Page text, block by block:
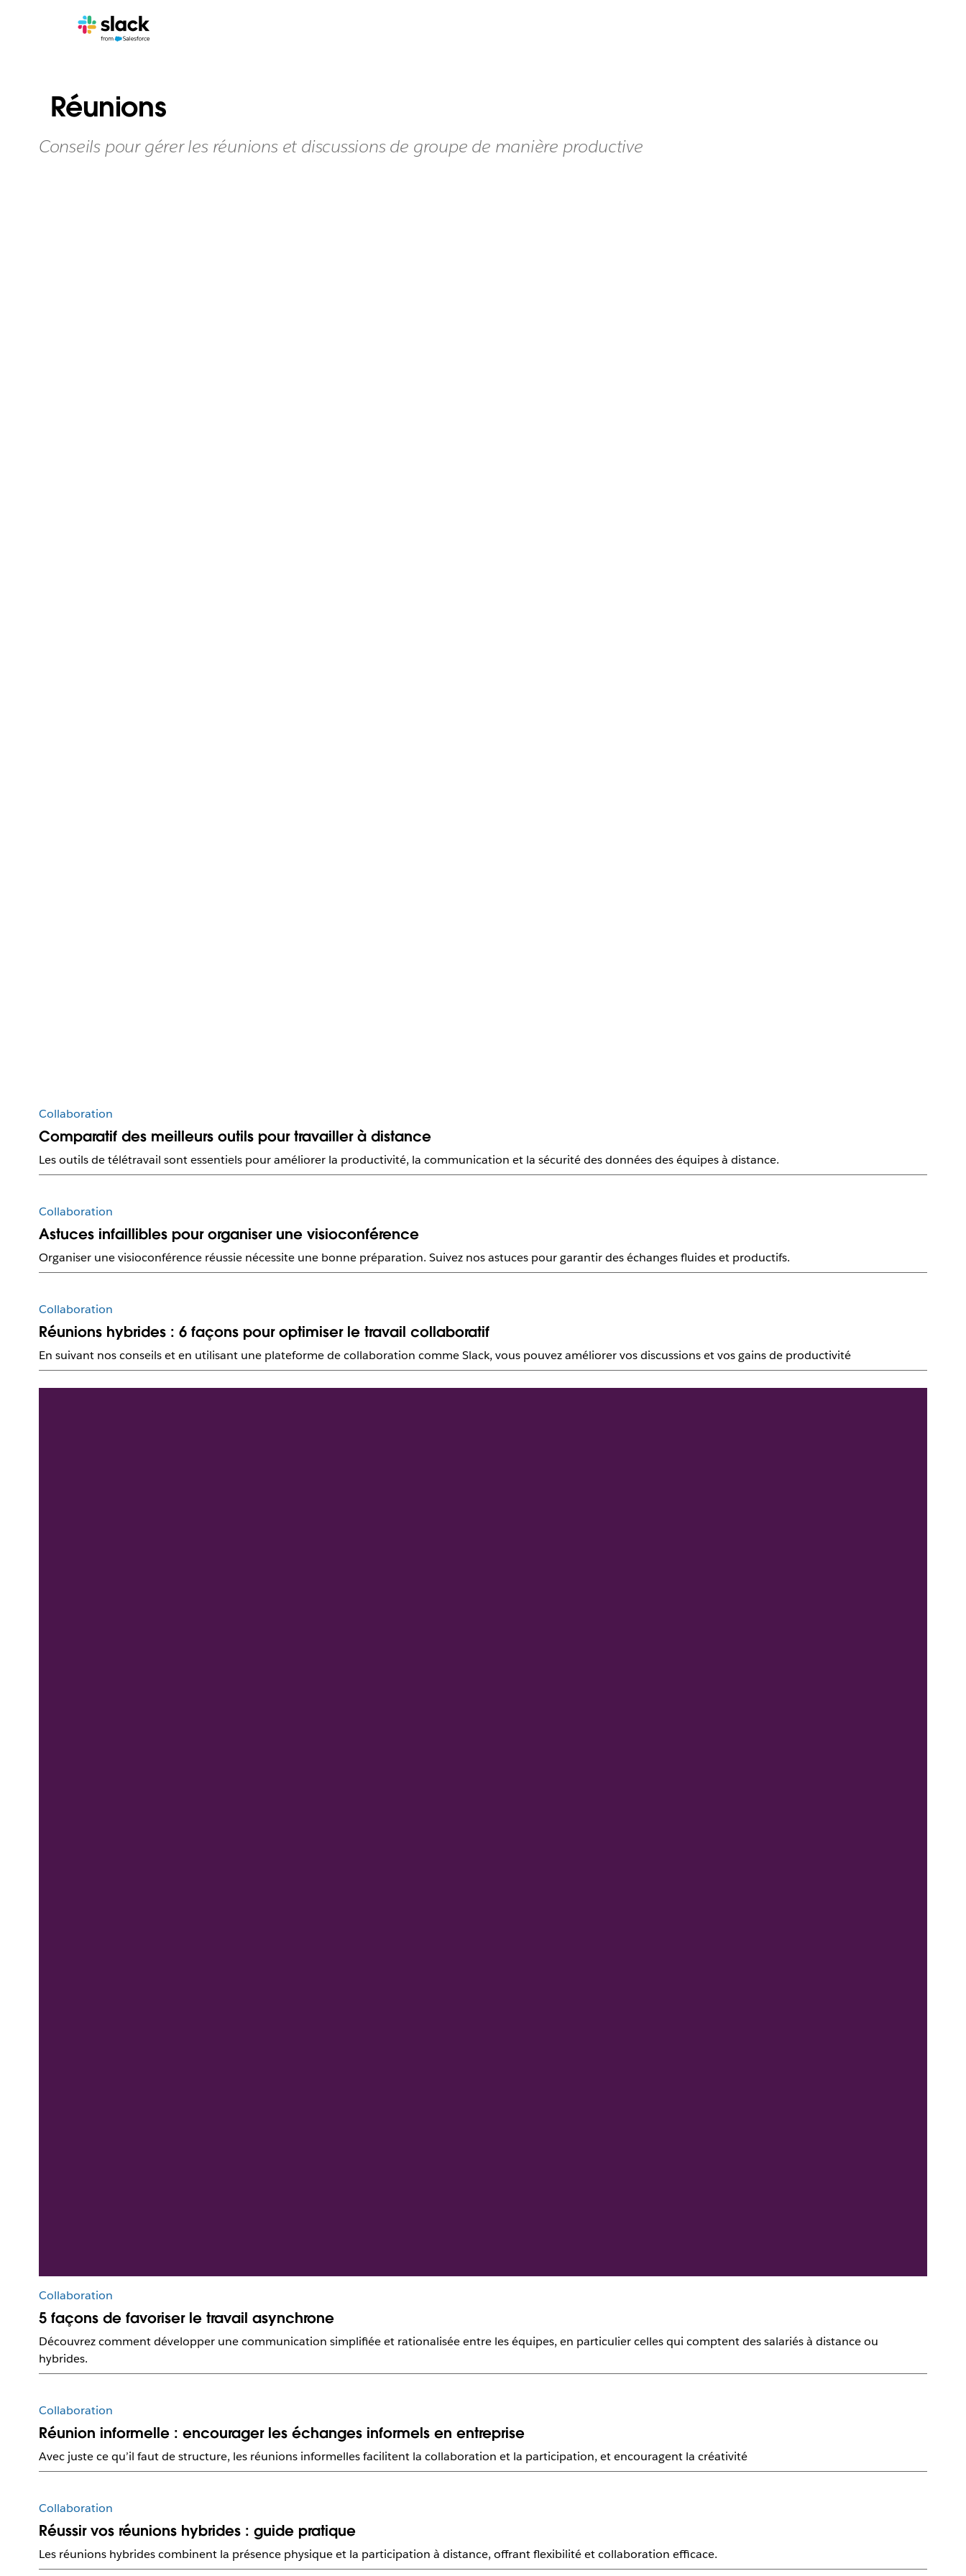
Réunions
Conseils pour gérer les réunions et discussions de groupe de manière productive
Collaboration
Comparatif des meilleurs outils pour travailler à distance
Les outils de télétravail sont essentiels pour améliorer la productivité, la communication et la sécurité des données des équipes à distance.
Collaboration
Astuces infaillibles pour organiser une visioconférence
Organiser une visioconférence réussie nécessite une bonne préparation. Suivez nos astuces pour garantir des échanges fluides et productifs.
Collaboration
Réunions hybrides : 6 façons pour optimiser le travail collaboratif
En suivant nos conseils et en utilisant une plateforme de collaboration comme Slack, vous pouvez améliorer vos discussions et vos gains de productivité
Collaboration
5 façons de favoriser le travail asynchrone
Découvrez comment développer une communication simplifiée et rationalisée entre les équipes, en particulier celles qui comptent des salariés à distance ou
hybrides.
Collaboration
Réunion informelle : encourager les échanges informels en entreprise
Avec juste ce qu’il faut de structure, les réunions informelles facilitent la collaboration et la participation, et encouragent la créativité
Collaboration
Réussir vos réunions hybrides : guide pratique
Les réunions hybrides combinent la présence physique et la participation à distance, offrant flexibilité et collaboration efficace.